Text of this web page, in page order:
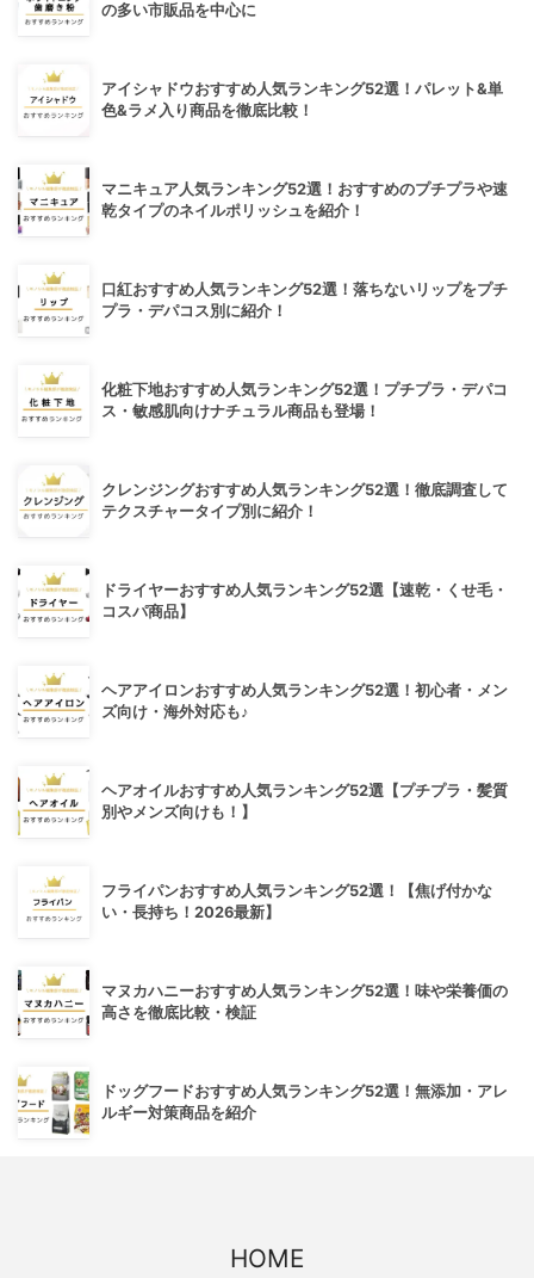
の多い市販品を中心に
アイシャドウおすすめ人気ランキング52選！パレット&単
色&ラメ入り商品を徹底比較！
マニキュア人気ランキング52選！おすすめのプチプラや速
乾タイプのネイルポリッシュを紹介！
口紅おすすめ人気ランキング52選！落ちないリップをプチ
プラ・デパコス別に紹介！
化粧下地おすすめ人気ランキング52選！プチプラ・デパコ
ス・敏感肌向けナチュラル商品も登場！
クレンジングおすすめ人気ランキング52選！徹底調査して
テクスチャータイプ別に紹介！
ドライヤーおすすめ人気ランキング52選【速乾・くせ毛・
コスパ商品】
ヘアアイロンおすすめ人気ランキング52選！初心者・メン
ズ向け・海外対応も♪
ヘアオイルおすすめ人気ランキング52選【プチプラ・髪質
別やメンズ向けも！】
フライパンおすすめ人気ランキング52選！【焦げ付かな
い・長持ち！2026最新】
マヌカハニーおすすめ人気ランキング52選！味や栄養価の
高さを徹底比較・検証
ドッグフードおすすめ人気ランキング52選！無添加・アレ
ルギー対策商品を紹介
HOME